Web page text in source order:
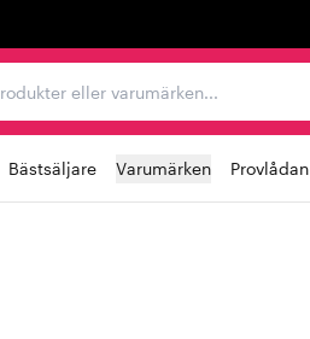
eller varumärken...
Bästsäljare Varumärken Provlådan